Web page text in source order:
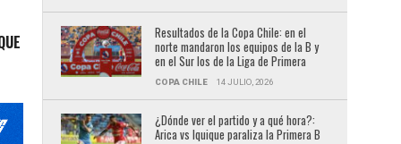
Resultados de la Copa Chile: en el
norte mandaron los equipos de la B y
en el Sur los de la Liga de Primera
COPA CHILE 14 JULIO, 2026
¿Dónde ver el partido y a qué hora?:
Arica vs Iquique paraliza la Primera B